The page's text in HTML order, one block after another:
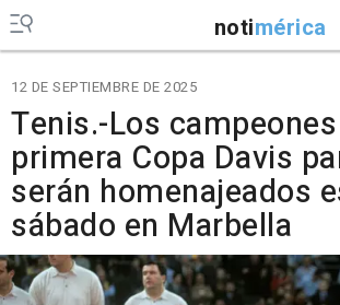
notimérica
12 DE SEPTIEMBRE DE 2025
Tenis.-Los
primera Copa Davis
serán homenajeados
sábado en Marbella